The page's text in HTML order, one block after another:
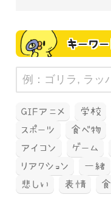
キーワ
GIFアニメ 学校
スポーツ
食べ物
アイコン
ゲーム
リアクション
一緒
悲しい
表情